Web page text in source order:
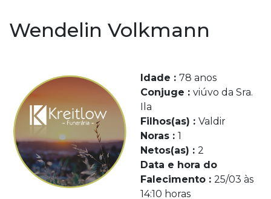
Wendelin Volkmann
Idade : 78 anos
Conjuge : viúvo da Sra.
Ila
Filhos(as) : Valdir
Noras : 1
Netos(as) : 2
Data e hora do
Falecimento : 25/03 às
14:10 horas